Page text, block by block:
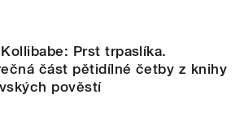
Prst trpaslíka.
část pětidílné četby z knihy
pověstí